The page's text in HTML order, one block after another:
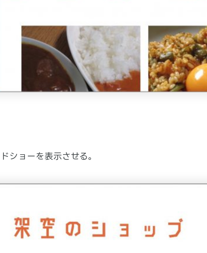
ショーを表示させる。
Shopifyに関する最新で役に立つ情報を
基本的な機能や、アプリ・テーマの紹介
など基本的な情報などをお伝えします。